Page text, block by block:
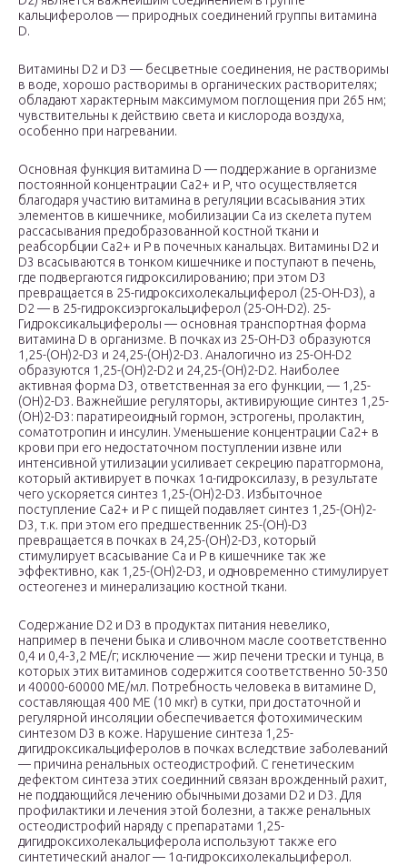
кальциферолов — природных соединений группы витамина
D.
Витамины D2 и D3 — бесцветные соединения, не растворимы
в воде, хорошо растворимы в органических растворителях;
обладают характерным максимумом поглощения при 265 нм;
чувствительны к действию света и кислорода воздуха,
особенно при нагревании.
Основная функция витамина D — поддержание в организме
постоянной концентрации Са2+ и Р, что осуществляется
благодаря участию витамина в регуляции всасывания этих
элементов в кишечнике, мобилизации Са из скелета путем
рассасывания предобразованной костной ткани и
реабсорбции Са2+ и Р в почечных канальцах. Витамины D2 и
D3 всасываются в тонком кишечнике и поступают в печень,
где подвергаются гидроксилированию; при этом D3
превращается в 25-гидроксихолекальциферол (25-OH-D3), а
D2 — в 25-гидроксиэргокальциферол (25-OH-D2). 25-
Гидроксикальциферолы — основная транспортная форма
витамина D в организме. В почках из 25-OH-D3 образуются
1,25-(OH)2-D3 и 24,25-(OH)2-D3. Аналогично из 25-OH-D2
образуются 1,25-(OH)2-D2 и 24,25-(OH)2-D2. Наиболее
активная форма D3 , ответственная за его функции, — 1,25-
(OH)2-D3. Важнейшие регуляторы, активирующие синтез 1,25-
(OH)2-D3: паратиреоидный гормон, эстрогены, пролактин,
соматотропин и инсулин. Уменьшение концентрации Са2+ в
крови при его недостаточном поступлении извне или
интенсивной утилизации усиливает секрецию паратгормона,
который активирует в почках 1α-гидроксилазу, в результате
чего ускоряется синтез 1,25-(OH)2-D3. Избыточное
поступление Са2+ и Р с пищей подавляет синтез 1,25-(OH)2-
D3 , т.к. при этом его предшественник 25-(OH)-D3
превращается в почках в 24,25-(OH)2-D3 , который
стимулирует всасывание Са и Р в кишечнике так же
эффективно, как 1,25-(OH)2-D3 , и одновременно стимулирует
остеогенез и минерализацию костной ткани.
Содержание D2 и D3 в продуктах питания невелико,
например в печени быка и сливочном масле соответственно
0,4 и 0,4-3,2 МЕ/г; исключение — жир печени трески и тунца, в
которых этих витаминов содержится соответственно 50-350
и 40000-60000 МЕ/мл. Потребность человека в витамине D,
составляющая 400 ME (10 мкг) в сутки, при достаточной и
регулярной инсоляции обеспечивается фотохимическим
синтезом D3 в коже. Нарушение синтеза 1,25-
дигидроксикальциферолов в почках вследствие заболеваний
— причина ренальных остеодистрофий. С генетическим
дефектом синтеза этих соединний связан врожденный рахит,
не поддающийся лечению обычными дозами D2 и D3. Для
профилактики и лечения этой болезни, а также ренальных
остеодистрофий наряду с препаратами 1,25-
дигидроксихолекальциферола используют также его
синтетический аналог — 1α-гидроксихолекальциферол.